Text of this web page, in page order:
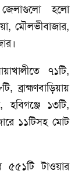
জেলাগুলো হলো
মৌলভীবাজার,
৭১টি,
ব্রাহ্মণবাড়িয়ায়
হবিগঞ্জে ১৩টি,
১১টিসহ মোট
টাওয়ার